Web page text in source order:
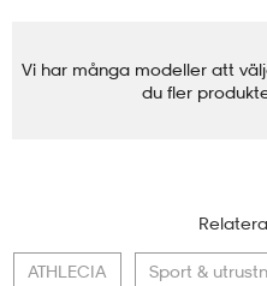
Vi har många modeller att
du fler
ATHLECIA Sport &